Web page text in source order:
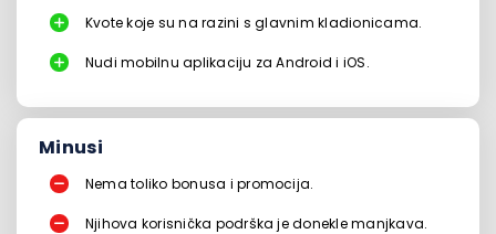
Kvote koje su na razini s glavnim kladionicama.
Nudi mobilnu aplikaciju za Android i iOS.
Minusi
Nema toliko bonusa i promocija.
Njihova korisnička podrška je donekle manjkava.